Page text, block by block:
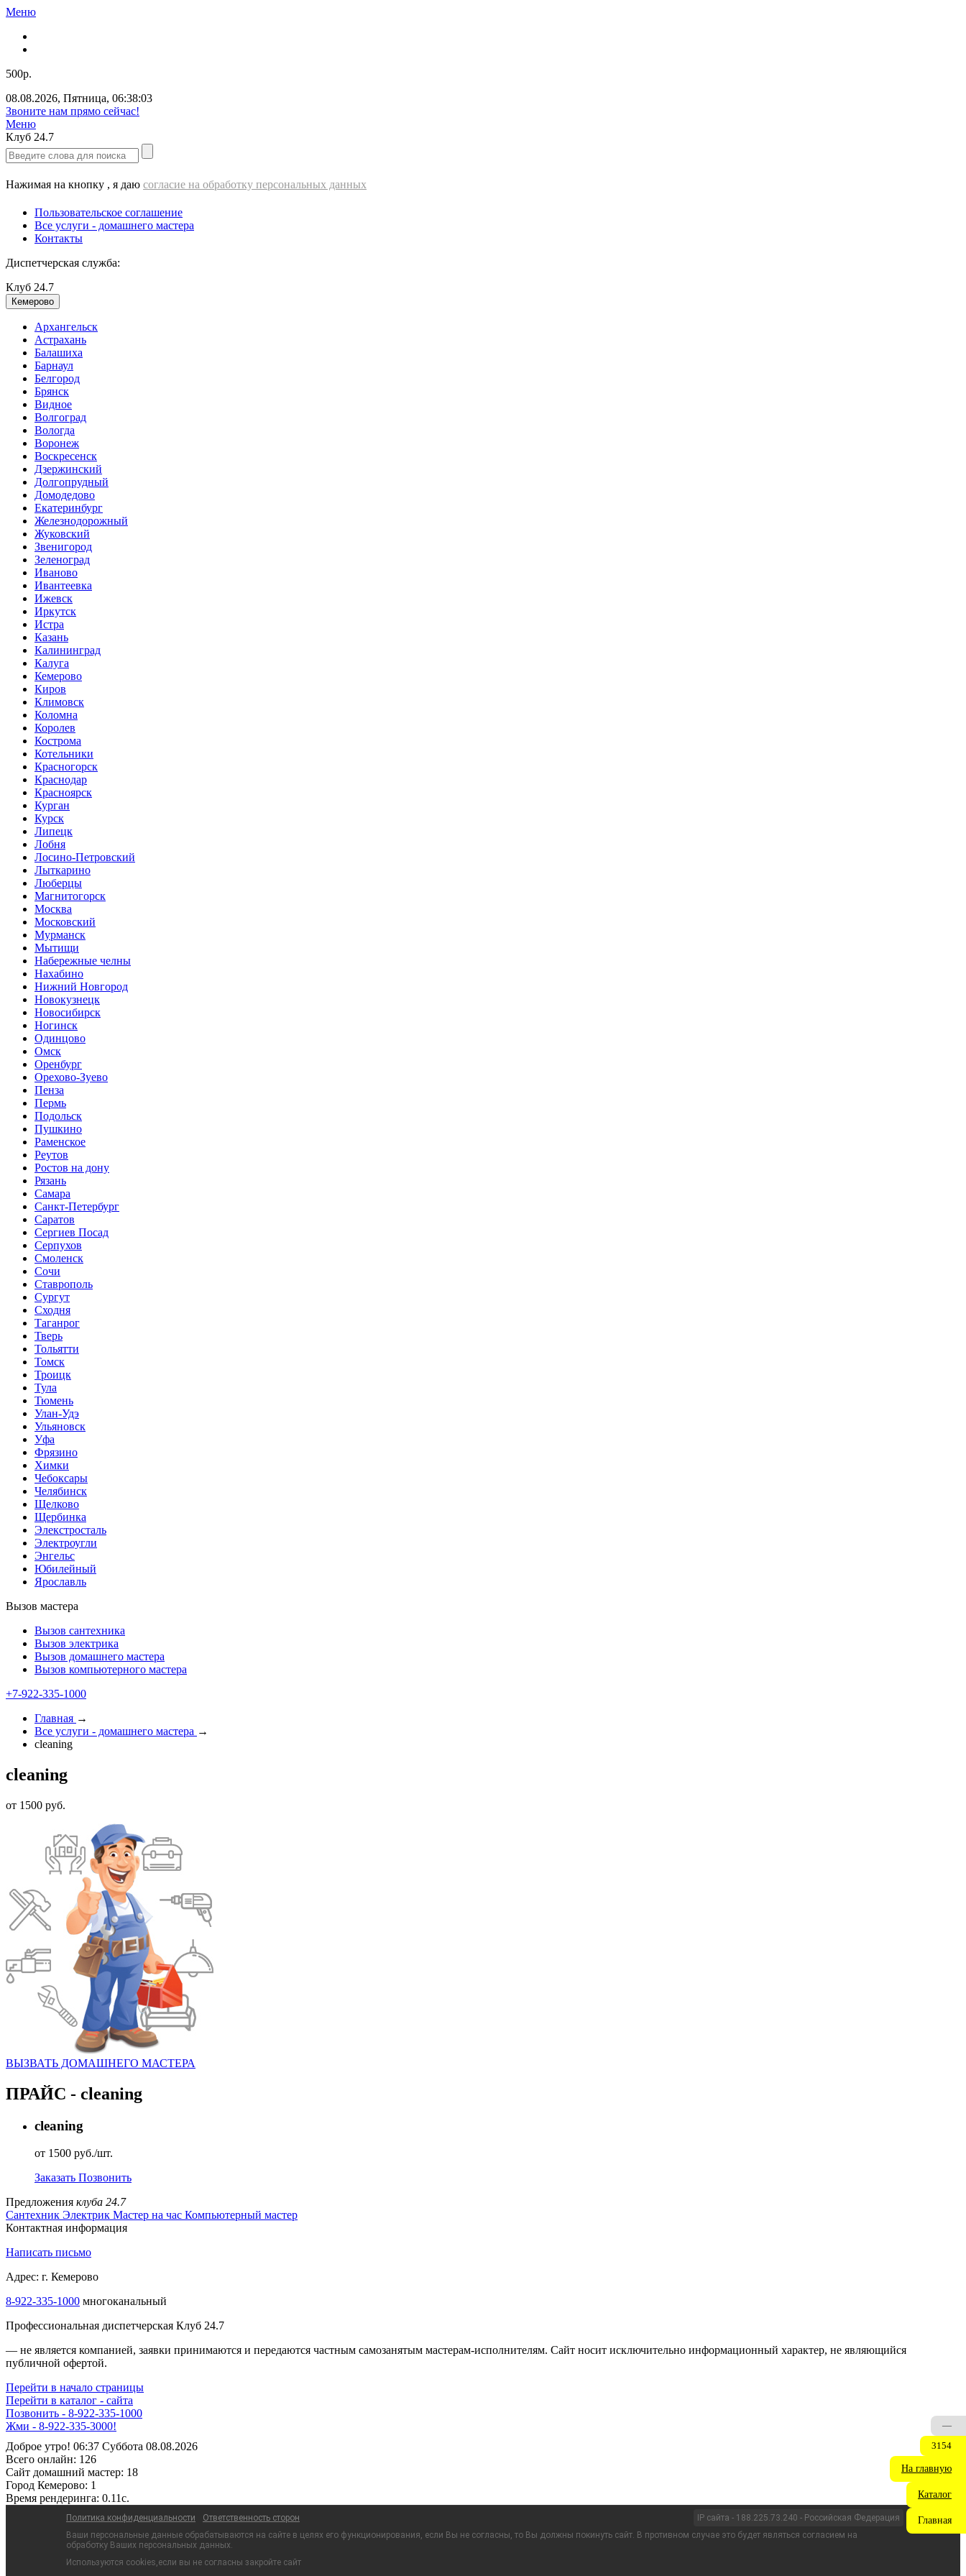
Меню
500р.
08.08.2026, Пятница, 06:38:03
Звоните нам прямо сейчас!
Меню
Клуб 24.7
Нажимая на кнопку , я даю согласие на обработку персональных данных
Пользовательское соглашение
Все услуги - домашнего мастера
Контакты
Диспетчерская служба:
Клуб 24.7
Кемерово
Архангельск
Астрахань
Балашиха
Барнаул
Белгород
Брянск
Видное
Волгоград
Вологда
Воронеж
Воскресенск
Дзержинский
Долгопрудный
Домодедово
Екатеринбург
Железнодорожный
Жуковский
Звенигород
Зеленоград
Иваново
Ивантеевка
Ижевск
Иркутск
Истра
Казань
Калининград
Калуга
Кемерово
Киров
Климовск
Коломна
Королев
Кострома
Котельники
Красногорск
Краснодар
Красноярск
Курган
Курск
Липецк
Лобня
Лосино-Петровский
Лыткарино
Люберцы
Магнитогорск
Москва
Московский
Мурманск
Мытищи
Набережные челны
Нахабино
Нижний Новгород
Новокузнецк
Новосибирск
Ногинск
Одинцово
Омск
Оренбург
Орехово-Зуево
Пенза
Пермь
Подольск
Пушкино
Раменское
Реутов
Ростов на дону
Рязань
Самара
Санкт-Петербург
Саратов
Сергиев Посад
Серпухов
Смоленск
Сочи
Ставрополь
Сургут
Сходня
Таганрог
Тверь
Тольятти
Томск
Троицк
Тула
Тюмень
Улан-Удэ
Ульяновск
Уфа
Фрязино
Химки
Чебоксары
Челябинск
Щелково
Щербинка
Элекстросталь
Электроугли
Энгельс
Юбилейный
Ярославль
Вызов мастера
Вызов сантехника
Вызов электрика
Вызов домашнего мастера
Вызов компьютерного мастера
+7-922-335-1000
Главная →
Все услуги - домашнего мастера →
cleaning
cleaning
от 1500 руб.
ВЫЗВАТЬ ДОМАШНЕГО МАСТЕРА
ПРАЙС - cleaning
cleaning
от 1500 руб./шт.
Заказать Позвонить
Предложения клуба 24.7
Сантехник Электрик Мастер на час Компьютерный мастер
Контактная информация
Написать письмо
Адрес: г. Кемерово
8-922-335-1000 многоканальный
Профессиональная диспетчерская Клуб 24.7
— не является компанией, заявки принимаются и передаются частным самозанятым мастерам‑исполнителям. Сайт носит исключительно информационный характер, не являющийся
публичной офертой.
Перейти в начало страницы
Перейти в каталог - сайта
Позвонить - 8-922-335-1000
Жми - 8-922-335-3000!
Доброе утро! 06:37 Суббота 08.08.2026
Всего онлайн: 126
Сайт домашний мастер: 18
Город Кемерово: 1
Время рендеринга: 0.11c.
Политика конфиденциальности Ответственность сторон
IP сайта - 188.225.73.240 - Российская Федерация
Ваши персональные данные обрабатываются на сайте в целях его функционирования, если Вы не согласны, то Вы должны покинуть сайт. В противном случае это будет являться согласием на
обработку Ваших персональных данных.
Используются cookies,если вы не согласны закройте сайт
—
3154
На главную
Каталог
Главная